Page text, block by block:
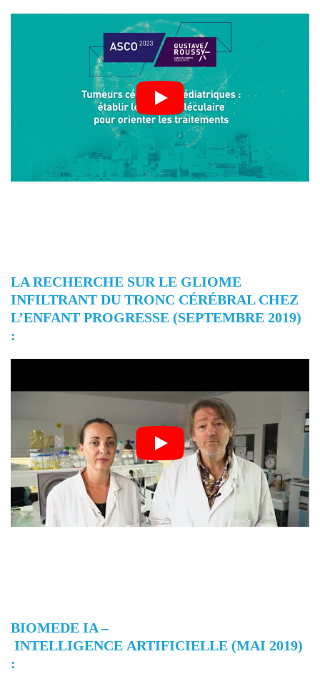
LA RECHERCHE SUR LE GLIOME
INFILTRANT DU TRONC CÉRÉBRAL CHEZ
L’ENFANT PROGRESSE (SEPTEMBRE 2019)
:
BIOMEDE IA –
INTELLIGENCE ARTIFICIELLE (MAI 2019)
: